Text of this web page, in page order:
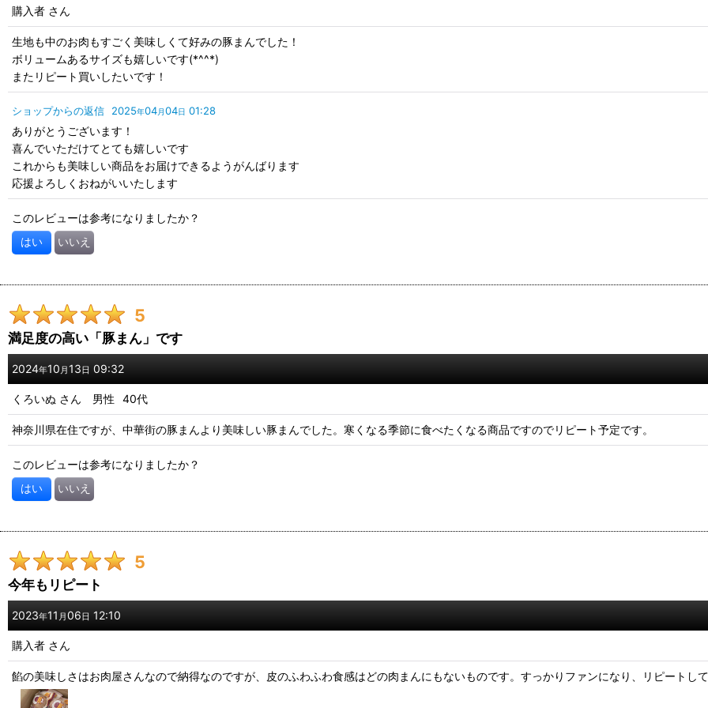
購入者 さん
生地も中のお肉もすごく美味しくて好みの豚まんでした！
ボリュームあるサイズも嬉しいです(*^^*)
またリピート買いしたいです！
ショップからの返信 2025年04月04日 01:28
ありがとうございます！
喜んでいただけてとても嬉しいです
これからも美味しい商品をお届けできるようがんばります
応援よろしくおねがいいたします
このレビューは参考になりましたか？
はい いいえ
5
満足度の高い「豚まん」です
2024年10 月13日 09:32
くろいぬ さん 男性 40代
神奈川県在住ですが、中華街の豚まんより美味しい豚まんでした。寒くなる季節に食べたくなる商品ですのでリピート予定です。
このレビューは参考になりましたか？
はい いいえ
5
今年もリピート
2023年11 月06日 12:10
購入者 さん
餡の美味しさはお肉屋さんなので納得なのですが、皮のふわふわ食感はどの肉まんにもないものです。すっかりファンになり、リピートして